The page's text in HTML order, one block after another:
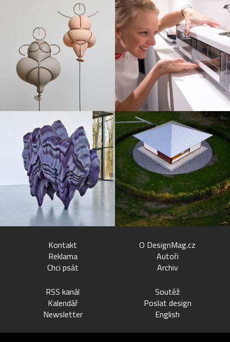
Kontakt
Reklama
Chci psát
O DesignMag.cz
Autoři
Archiv
RSS kanál
Kalendář
Newsletter
Soutěž
Poslat design
English